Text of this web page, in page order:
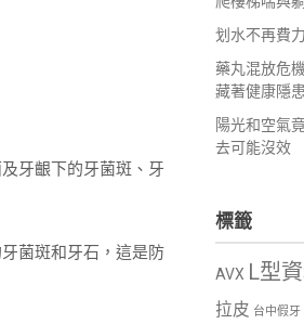
牙齦下的牙菌斑、牙
菌斑和牙石，這是防
划水不再費
藥丸混放危
藏著健康隱患
陽光和空氣
去可能沒效
標籤
AVX L型
拉皮 台中假牙